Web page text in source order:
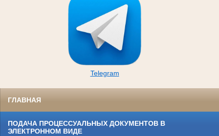
Telegram
ГЛАВНАЯ
ПОДАЧА ПРОЦЕССУАЛЬНЫХ ДОКУМЕНТОВ В
ЭЛЕКТРОННОМ ВИДЕ